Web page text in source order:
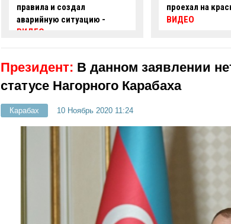
проехал на красный свет -
ВИДЕО
оккупировал
переход и вызвал
Президент: В данном заявлении
статусе Нагорного Карабаха
Карабах 10 Ноябрь 2020 11:24